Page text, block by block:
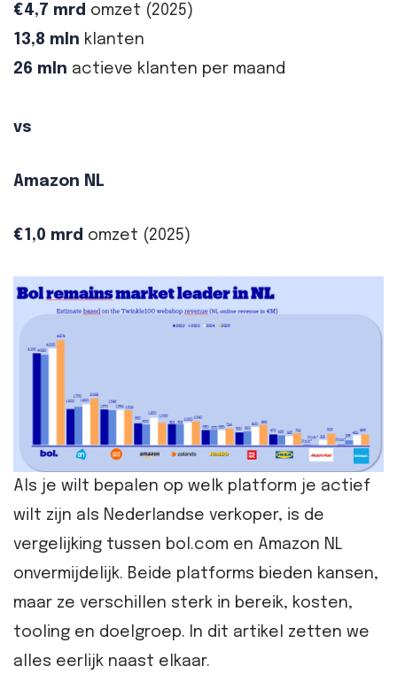
€4,7 mrd omzet (2025)
13,8 mln klanten
26 mln actieve klanten per maand
vs
Amazon NL
€1,0 mrd omzet (2025)
Als je wilt bepalen op welk platform je actief
wilt zijn als Nederlandse verkoper, is de
vergelijking tussen bol.com en Amazon NL
onvermijdelijk. Beide platforms bieden kansen,
maar ze verschillen sterk in bereik, kosten,
tooling en doelgroep. In dit artikel zetten we
alles eerlijk naast elkaar.